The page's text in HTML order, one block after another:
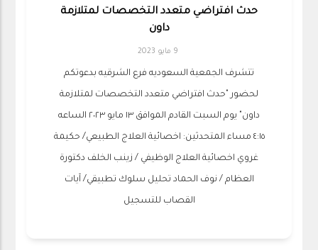
حدث افتراضي متعدد التخصصات لمتلازمة
داون
9 مايو 2023
تتشرف الجمعية السعوديه فرع الشرقيه بدعوتكم
لحضور "حدث افتراضي متعدد التخصصات لمتلازمة
داون" يوم السبت القادم الموافق ١٣ مايو ٢٠٢٣ الساعه
٤:١٥ مساء المتحدثين: اخصائية العلاج الطبيعي/ حكيمة
غروي اخصائية العلاج الوظيفي / زينب الخلف دكتورة
العظام / نوف الحماد تحليل سلوك تطبيقي/ آيات
القصاب للتسجيل